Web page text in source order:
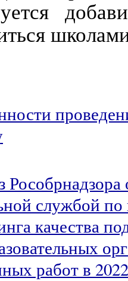
службой по
качества
работ в